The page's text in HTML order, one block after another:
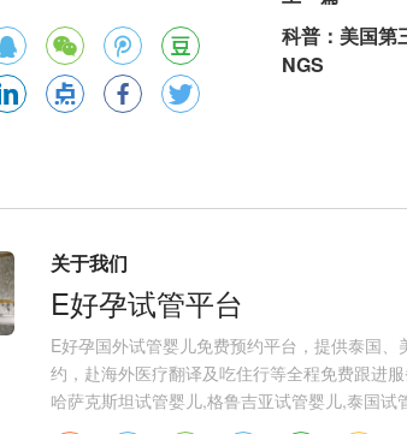
科普：美国第
NGS
关于我们
E好孕试管平台
E好孕国外试管婴儿免费预约平台，提供泰国
约，赴海外医疗翻译及吃住行等全程免费跟进
哈萨克斯坦试管婴儿,格鲁吉亚试管婴儿,泰国